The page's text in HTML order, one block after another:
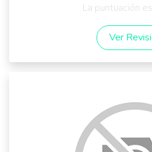
La puntuación
Ver